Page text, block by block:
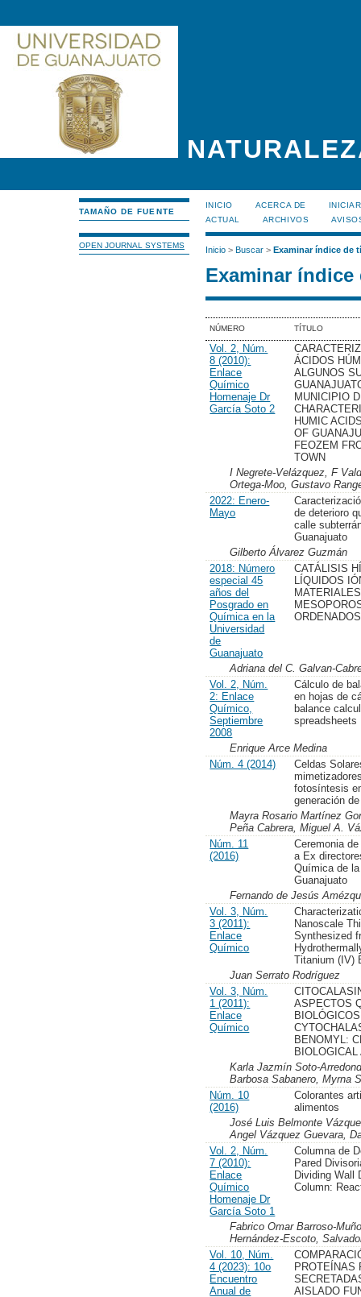
TAMAÑO DE FUENTE
OPEN JOURNAL SYSTEMS
INICIO ACERCA DE
ACTUAL
ARCHIVOS
Inicio> Buscar> Examinar índice de
Examinar
NÚMERO TÍTULO
Vol. 2, Núm.
8 (2010):
Enlace
Químico
Homenaje Dr
García Soto 2
ÁCIDOS
ALGUNOS
MUNICIPIO
HUMIC
OF
FEOZEM
TOWN
I Negrete-Velázquez, F
Ortega-Moo, Gustavo
2022: Enero-
Mayo
de deterioro
calle
Guanajuato
Gilberto Álvarez Guzmán
2018: Número
especial 45
años del
Posgrado en
Química en la
Universidad
de
Guanajuato
CATÁLISIS
LÍQUIDOS
MATERIALES
ORDENADOS
Adriana del C. Galvan-
Vol. 2, Núm.
2: Enlace
Químico,
Septiembre
2008
Cálculo de
en hojas de
balance
spreadsheets
Enrique Arce Medina
Núm. 4 (2014)
Celdas
fotosíntesis
generación
Mayra Rosario Martínez
Peña Cabrera, Miguel A.
Núm. 11
(2016)
Ceremonia
a Ex
Química de
Guanajuato
Fernando de Jesús
Vol. 3, Núm.
3 (2011):
Enlace
Químico
Nanoscale
Synthesized
Titanium (IV)
Juan Serrato Rodríguez
Vol. 3, Núm.
1 (2011):
Enlace
Químico
ASPECTOS
BIOLÓGICOS
BENOMYL:
Karla Jazmín Soto-
Barbosa Sabanero, Myrna
Núm. 10
(2016)
Colorantes
alimentos
José Luis Belmonte
Angel Vázquez Guevara,
Vol. 2, Núm.
7 (2010):
Enlace
Químico
Homenaje Dr
García Soto 1
Columna de
Pared
Dividing Wall
Column:
Fabrico Omar Barroso-
Hernández-Escoto,
Vol. 10, Núm.
4 (2023): 10o
Encuentro
Anual de
PROTEÍNAS
AISLADO